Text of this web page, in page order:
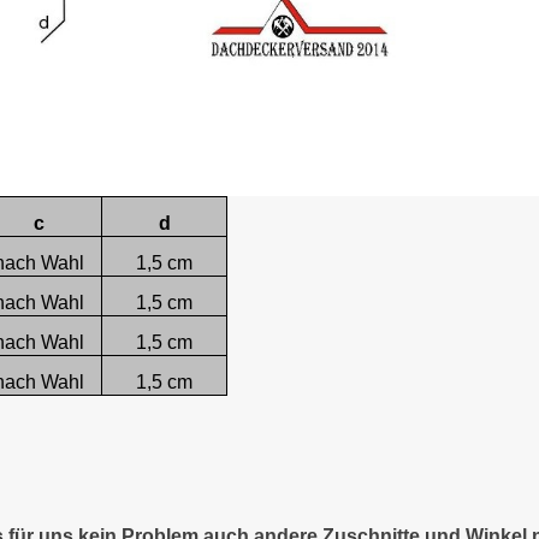
c
d
Wahl
1,5 cm
Wahl
1,5 cm
Wahl
1,5 cm
Wahl 1,5 cm